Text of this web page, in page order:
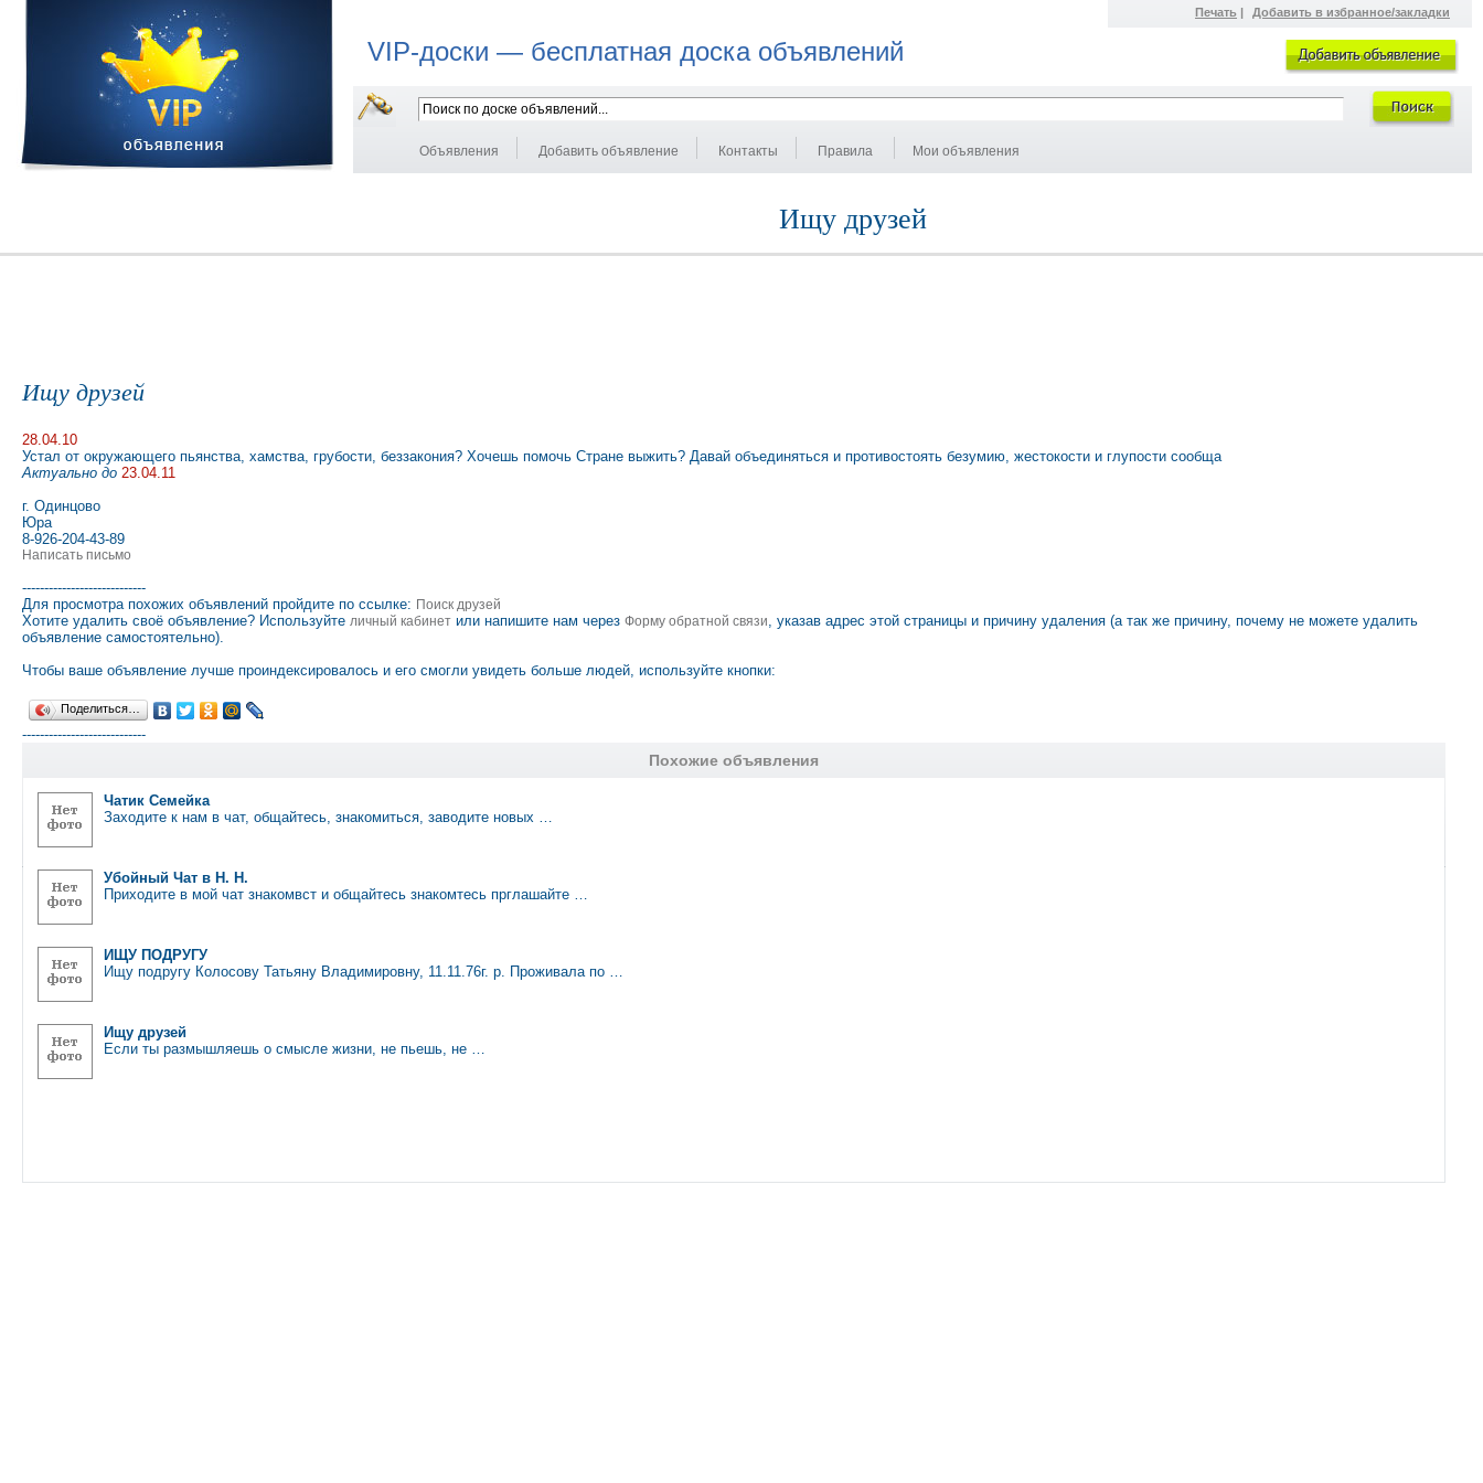
Печать | Добавить в избранное/закладки
VIP-доски — бесплатная доска объявлений
Объявления Добавить объявление Контакты Правила Мои объявления
Ищу друзей
Ищу друзей
28.04.10
Устал от окружающего пьянства, хамства, грубости, беззакония? Хочешь помочь Стране выжить? Давай объединяться и противостоять безумию, жестокости и глупости сообща
Актуально до 23.04.11
г. Одинцово
Юра
8-926-204-43-89
Написать письмо
----------------------------
Для просмотра похожих объявлений пройдите по ссылке: Поиск друзей
Хотите удалить своё объявление? Используйте личный кабинет или напишите нам через Форму обратной связи, указав адрес этой страницы и причину удаления (а так же причину, почему не можете удалить
объявление самостоятельно).
Чтобы ваше объявление лучше проиндексировалось и его смогли увидеть больше людей, используйте кнопки:
Поделиться…
----------------------------
Похожие объявления
Чатик Семейка
Заходите к нам в чат, общайтесь, знакомиться, заводите новых …
Убойный Чат в Н. Н.
Приходите в мой чат знакомвст и общайтесь знакомтесь прглашайте …
ИЩУ ПОДРУГУ
Ищу подругу Колосову Татьяну Владимировну, 11.11.76г. р. Проживала по …
Ищу друзей
Если ты размышляешь о смысле жизни, не пьешь, не …